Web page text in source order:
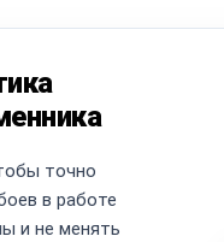
точно
в работе
и не менять